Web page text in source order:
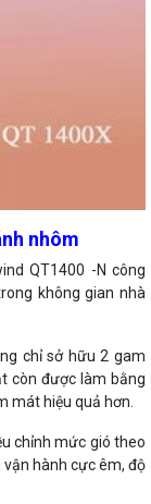
nhôm
QT1400 -N công
không gian nhà
chỉ sở hữu 2 gam
còn được làm bằng
mát hiệu quả hơn.
chỉnh mức gió theo
hành cực êm, độ